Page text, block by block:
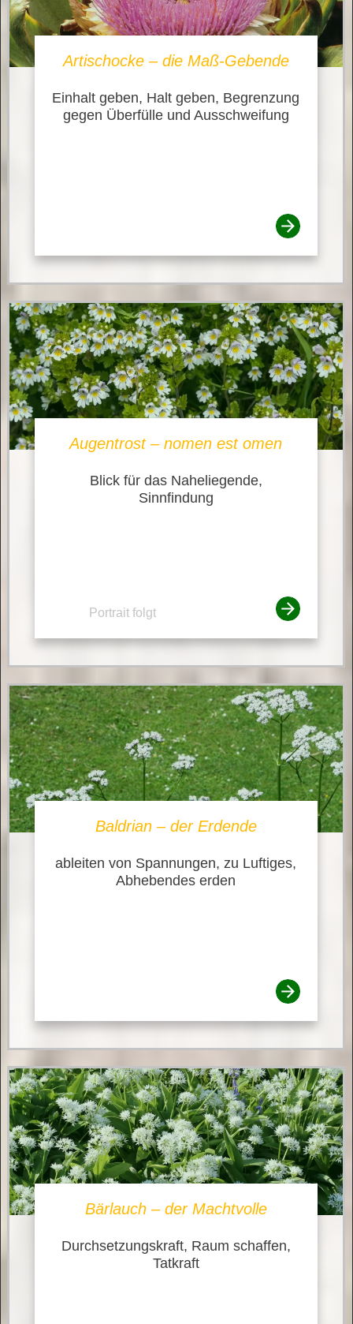
Artischocke – die Maß-Gebende
Einhalt geben, Halt geben, Begrenzung
gegen Überfülle und Ausschweifung
Augentrost – nomen est omen
Blick für das Naheliegende,
Sinnfindung
Portrait folgt
Baldrian – der Erdende
ableiten von Spannungen, zu Luftiges,
Abhebendes erden
Bärlauch – der Machtvolle
Durchsetzungskraft, Raum schaffen,
Tatkraft